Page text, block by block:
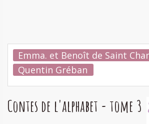
Emma. et Benoît de Saint
Quentin Gréban
Contes de l'alphabet - tome 3